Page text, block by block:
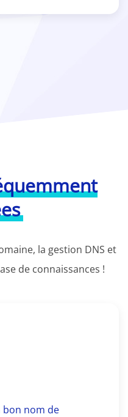
la gestion DNS et
de connaissances !
bon nom de